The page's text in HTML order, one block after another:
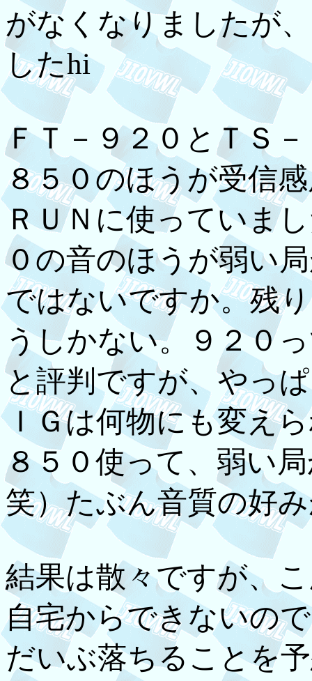
がなくなりましたが
したhi
ＦＴ－９２０とＴＳ
８５０のほうが受信
ＲＵＮに使っていま
０の音のほうが弱い
ではないですか。残
うしかない。９２０
と評判ですが、やっ
ＩＧは何物にも変え
８５０使って、弱い
笑）たぶん音質の好
結果は散々ですが、
自宅からできないの
だいぶ落ちることを